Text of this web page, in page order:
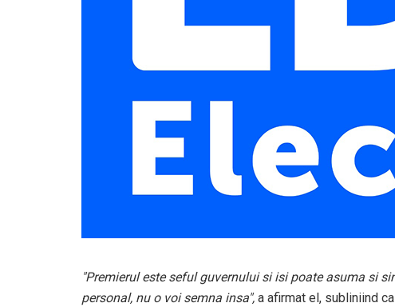
"Premierul este seful guvernului si isi poate asuma si
personal, nu o voi semna insa", a afirmat el, subliniind